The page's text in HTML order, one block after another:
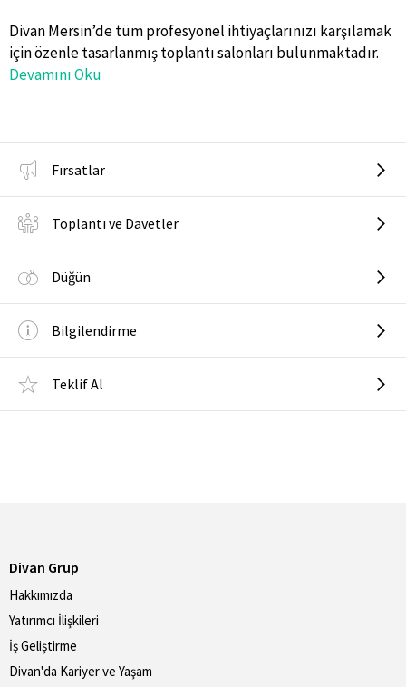
Divan Mersin’de tüm profesyonel ihtiyaçlarınızı karşılamak
için özenle tasarlanmış toplantı salonları bulunmaktadır.
Devamını Oku
Fırsatlar
Toplantı ve Davetler
Düğün
Bilgilendirme
Teklif Al
Divan Grup
Hakkımızda
Yatırımcı İlişkileri
İş Geliştirme
Divan'da Kariyer ve Yaşam